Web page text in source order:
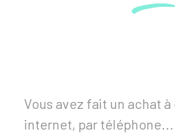
Vous avez fait un achat
internet, par